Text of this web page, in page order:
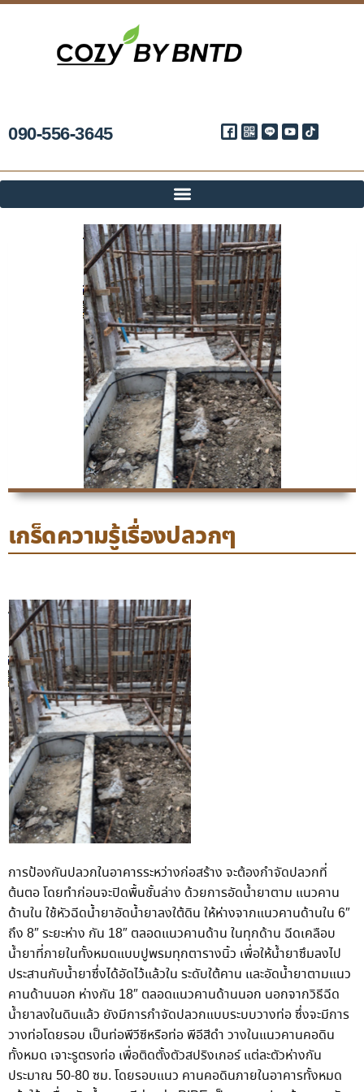
090-556-3645
เกร็ดความรู้เรื่องปลวกๆ
การป้องกันปลวกในอาคารระหว่างก่อสร้าง จะต้องกำจัดปลวกที่
ต้นตอ โดยทำก่อนจะปิดพื้นชั้นล่าง ด้วยการอัดน้ำยาตาม แนวคาน
ด้านใน ใช้หัวฉีดน้ำยาอัดน้ำยาลงใต้ดิน ให้ห่างจากแนวคานด้านใน 6″
ถึง 8″ ระยะห่าง กัน 18″ ตลอดแนวคานด้าน ในทุกด้าน ฉีดเคลือบ
น้ำยาที่ภายในทั้งหมดแบบปูพรมทุกตารางนิ้ว เพื่อให้น้ำยาซึมลงไป
ประสานกับน้ำยาซึ่งได้อัดไว้แล้วใน ระดับใต้คาน และอัดน้ำยาตามแนว
คานด้านนอก ห่างกัน 18″ ตลอดแนวคานด้านนอก นอกจากวิธีฉีด
น้ำยาลงในดินแล้ว ยังมีการกำจัดปลวกแบบระบบวางท่อ ซึ่งจะมีการ
วางท่อโดยรอบ เป็นท่อพีวีซีหรือท่อ พีอีสีดำ วางในแนวคานคอดิน
ทั้งหมด เจาะรูตรงท่อ เพื่อติดตั้งตัวสปริงเกอร์ แต่ละตัวห่างกัน
ประมาณ 50-80 ซม. โดยรอบแนว คานคอดินภายในอาคารทั้งหมด